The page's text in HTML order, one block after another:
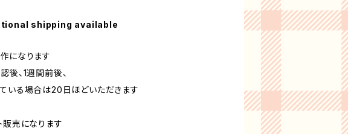
shipping available
になります
後、1週間前後、
いる場合は20日ほどいただきます
販売になります